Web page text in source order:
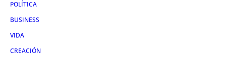
POLÍTICA
BUSINESS
VIDA
CREACIÓN